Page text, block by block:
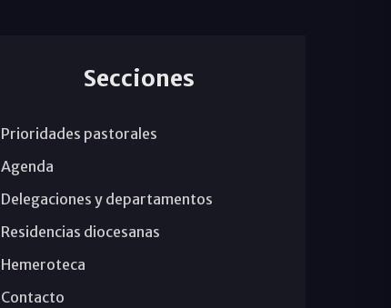
Secciones
Prioridades pastorales
Agenda
Delegaciones y departamentos
Residencias diocesanas
Hemeroteca
Contacto